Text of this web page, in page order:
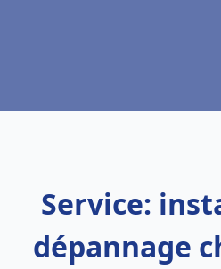
Service:
dépannage